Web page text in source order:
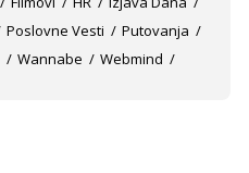
Poslovne Vesti
Putovanja
Wannabe Webmind